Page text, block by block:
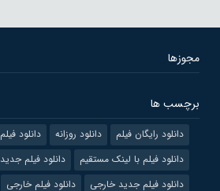
مجوزها
برچسب ها
دانلود رایگان فیلم دانلود روزانه
دانلود فیلم
دانلود فیلم با لینک مستقیم
دانلود فیلم جدید
دانلود فیلم جدید خارجی
دانلود فیلم خارجی